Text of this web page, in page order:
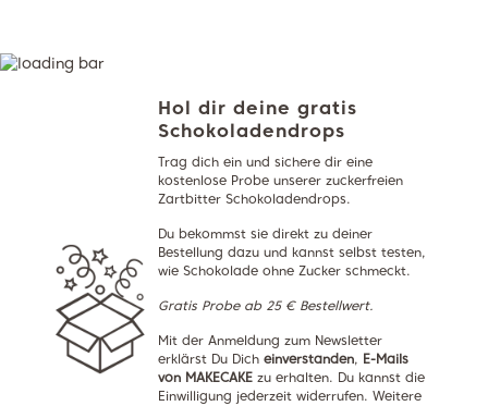
Hol dir deine gratis
Schokoladendrops
Trag dich ein und sichere dir eine
kostenlose Probe unserer zuckerfreien
Zartbitter Schokoladendrops.
Du bekommst sie direkt zu deiner
Bestellung dazu und kannst selbst testen,
wie Schokolade ohne Zucker schmeckt.
Gratis Probe ab 25 € Bestellwert.
Mit der Anmeldung zum Newsletter
erklärst Du Dich einverstanden, E-Mails
von MAKECAKE zu erhalten. Du kannst die
Einwilligung jederzeit widerrufen. Weitere